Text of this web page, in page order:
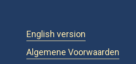
English version
Algemene Voorwaarden